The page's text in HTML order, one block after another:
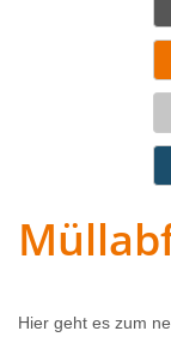
Hier geht es zum